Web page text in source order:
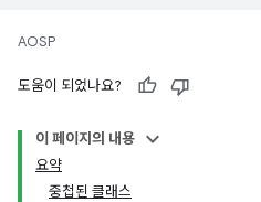
AOSP
도움이 되었나요?
이 페이지의 내용
요약
중첩된 클래스